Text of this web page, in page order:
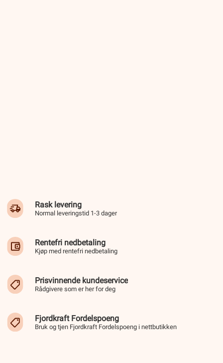
Rask levering
Normal leveringstid 1-3 dager
Rentefri nedbetaling
Kjøp med rentefri nedbetaling
Prisvinnende kundeservice
Rådgivere som er her for deg
Fjordkraft Fordelspoeng
Bruk og tjen Fjordkraft Fordelspoeng i nettbutikken